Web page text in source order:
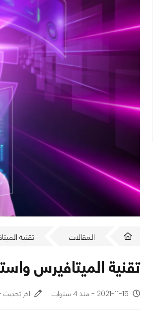
المقالات تقنية
تقنية الميتافيرس
2021-11-15 - منذ 4 سنوات اخر تحديث -